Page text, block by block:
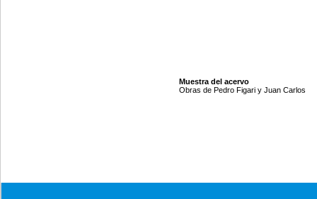
Muestra del acervo
Obras de Pedro Figari y Juan Carlos